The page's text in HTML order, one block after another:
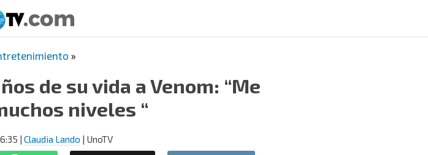
»
de su vida a Venom: “Me
niveles “
| Claudia Lando | UnoTV